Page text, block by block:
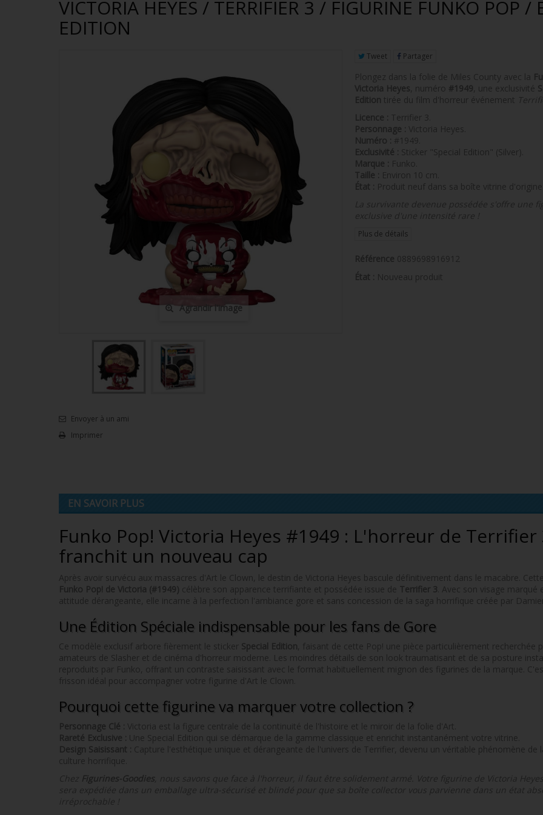
VICTORIA HEYES / TERRIFIER 3 / FIGURINE FUNKO POP /
EDITION
Agrandir l'image
Envoyer à un ami
Imprimer
Tweet Partager
Plongez dans la folie de Miles County avec la
Victoria Heyes , numéro #1949 , une exclusivité
Edition tirée du film d'horreur événement
Licence : Terrifier 3.
Personnage : Victoria Heyes.
Numéro : #1949.
Exclusivité : Sticker "Special Edition" (Silver).
Marque : Funko.
Taille : Environ 10 cm.
État : Produit neuf dans sa boîte vitrine
La survivante devenue possédée s'offre une
exclusive d'une intensité rare !
Plus de détails
Référence 0889698916912
État : Nouveau produit
EN SAVOIR PLUS
Funko Pop! Victoria Heyes #1949 : L'horreur de Terrifier
franchit un nouveau cap
Après avoir survécu aux massacres d'Art le Clown, le destin de Victoria Heyes bascule définitivement dans le macabre.
Funko Pop! de Victoria (#1949) célèbre son apparence terrifiante et possédée issue de Terrifier 3 . Avec son visage marqué
attitude dérangeante, elle incarne à la perfection l'ambiance gore et sans concession de la saga horrifique créée par
Une Édition Spéciale indispensable pour les fans de Gore
Ce modèle exclusif arbore fièrement le sticker Special Edition , faisant de cette Pop! une pièce particulièrement recherchée
amateurs de Slasher et de cinéma d'horreur moderne. Les moindres détails de son look traumatisant et de sa posture
reproduits par Funko, offrant un contraste saisissant avec le format habituellement mignon des figurines de la marque.
frisson idéal pour accompagner votre figurine d'Art le Clown.
Pourquoi cette figurine va marquer votre collection ?
Personnage Clé : Victoria est la figure centrale de la continuité de l'histoire et le miroir de la folie d'Art.
Rareté Exclusive : Une Special Edition qui se démarque de la gamme classique et enrichit instantanément votre vitrine.
Design Saisissant : Capture l'esthétique unique et dérangeante de l'univers de Terrifier, devenu un véritable phénomène de
culture horrifique.
Chez
Figurines-Goodies , nous savons que face à l'horreur, il faut être solidement armé. Votre figurine de Victoria
sera expédiée dans un emballage ultra-sécurisé et blindé pour que sa boîte collector vous parvienne dans un état
irréprochable !